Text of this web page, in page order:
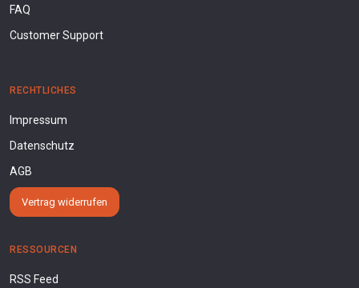
FAQ
Customer Support
RECHTLICHES
Impressum
Datenschutz
AGB
Vertrag widerrufen
RESSOURCEN
RSS Feed